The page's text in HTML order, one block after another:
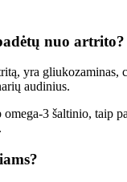
nuo artrito?
yra
audinius.
3 šaltinio,